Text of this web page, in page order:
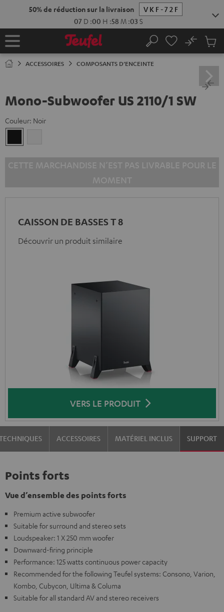
50% de réduction sur la livraison
VKF-72F
07 D :00 H :58 M :02 S
Page
Rechercher
No
panier
ACCESSOIRES COMPOSANTS D’ENCEINTE
Mono-Subwoofer US 2110/1 SW
Couleur: Noir
CAISSON DE BASSES T 8
Découvrir un produit similaire
VERS LE PRODUIT
ACCESSOIRES MATÉRIEL INCLUS SUPPORT
Points forts
Vue d’ensemble des points forts
Premium active subwoofer
Suitable for surround and stereo sets
Loudspeaker: 1 X 250 mm woofer
Downward-firing principle
Performance: 125 watts continuous power capacity
Recommended for the following Teufel systems: Consono, Varion,
Kombo, Cubycon, Ultima & Columa
Suitable for all standard AV and stereo receivers